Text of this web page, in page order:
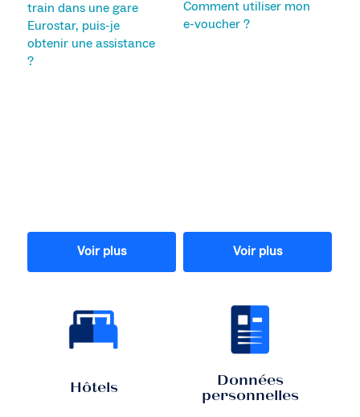
train dans une gare
Eurostar, puis-je
obtenir une assistance
?
Voir plus
Comment utiliser mon
e-voucher ?
Voir plus
Hôtels
Données
personnelles